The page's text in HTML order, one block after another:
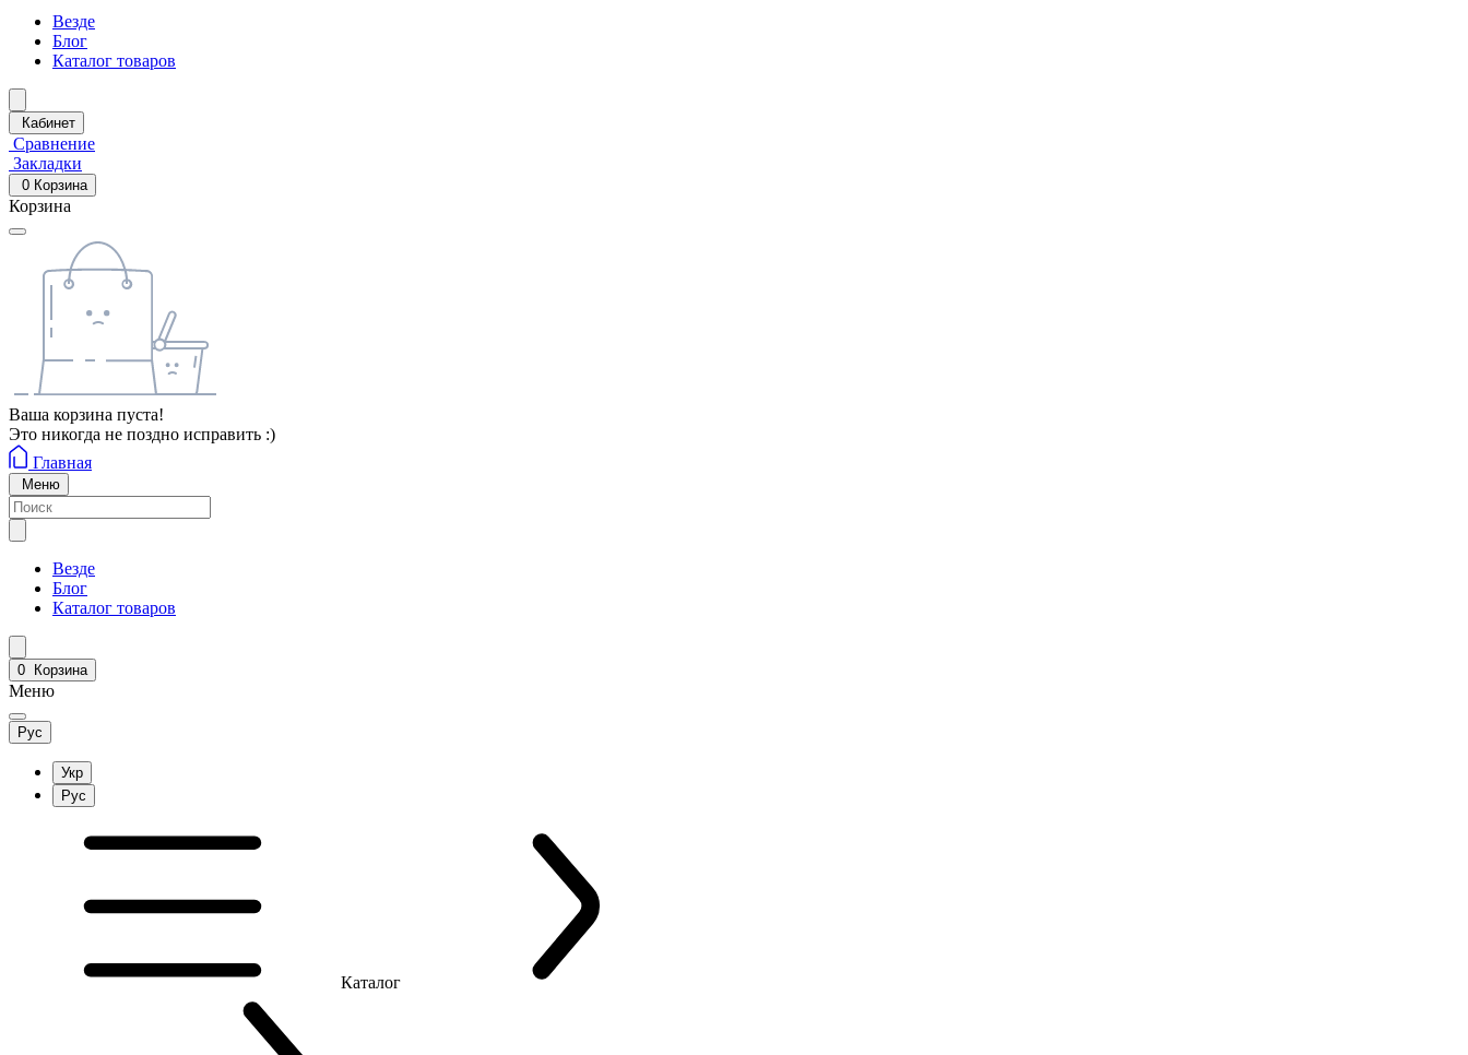
Везде
Блог
Каталог товаров
Кабинет
Сравнение
Закладки
0 Корзина
Корзина
Ваша корзина пуста!
Это никогда не поздно исправить :)
Главная
Меню
Везде
Блог
Каталог товаров
0 Корзина
Меню
Рус
Укр
Рус
Каталог